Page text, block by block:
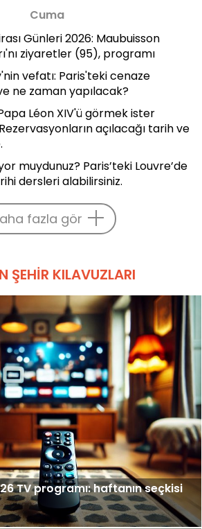
Cuma
Günleri 2026: Maubuisson
ziyaretler (95), programı
vefatı: Paris'teki cenaze
ne zaman yapılacak?
Léon XIV'ü görmek ister
açılacağı tarih ve
muydunuz? Paris’teki Louvre’de
dersleri alabilirsiniz.
fazla gör
ŞEHIR KILAVUZLARI
TV programı: haftanın seçkisi